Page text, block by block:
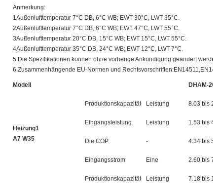
Anmerkung:
1Außenlufttemperatur 7°C DB, 6°C WB; EWT 30°C, LWT 35°C.
2Außenlufttemperatur 7°C DB, 6°C WB; EWT 47°C, LWT 55°C.
3Außenlufttemperatur 20°C DB, 15°C WB; EWT 15°C, LWT 55°C.
4Außenlufttemperatur 35°C DB, 24°C WB; EWT 12°C, LWT 7°C.
5.Die Spezifikationen können ohne vorherige Ankündigung geändert werden.
6.Zusammenhängende EU-Normen und
Modell DHAM-
Heizung1
A7 W35
Produktionskapazität Leistung 8.03 bis
Eingangsleistung Leistung 1.53 bis
Die COP - 4.34 bis
Eingangsstrom Eine 2.60 bis
Produktionskapazität Leistung 7.18 bis